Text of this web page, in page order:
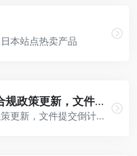
本站点热卖产品
避免下架！亚马逊加拿大站产品合规政策更新，文件提交倒计时！
避免下架！亚马逊加拿大站产品合规政策更新，文件提交倒计时！